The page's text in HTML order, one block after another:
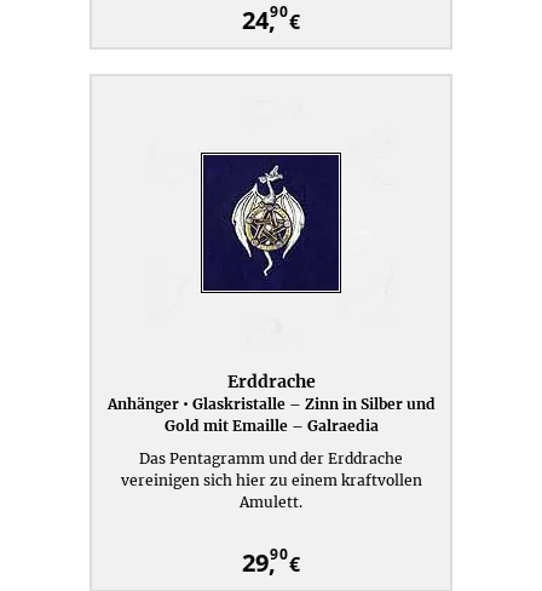
24,90€
Erddrache
Anhänger • Glaskristalle – Zinn in Silber und
Gold mit Emaille – Galraedia
Das Pentagramm und der Erddrache
vereinigen sich hier zu einem kraftvollen
Amulett.
29,90€